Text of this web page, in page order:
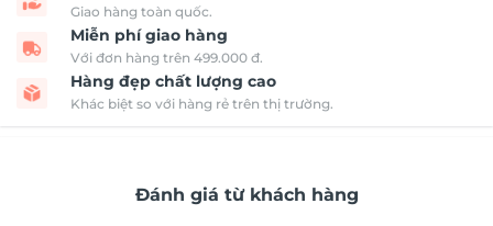
Giao hàng toàn quốc.
Miễn phí giao hàng
Với đơn hàng trên 499.000 đ.
Hàng đẹp chất lượng cao
Khác biệt so với hàng rẻ trên thị trường.
Đánh giá từ khách hàng